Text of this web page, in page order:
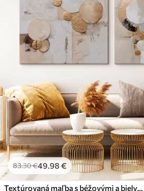
83.30€49.98 €
Textúrovaná maľba s béžovými a bielymi tvarmi